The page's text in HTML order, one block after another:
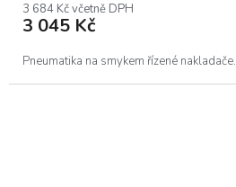
3 684 Kč včetně DPH
3 045 Kč
Pneumatika na smykem řízené nakladače.